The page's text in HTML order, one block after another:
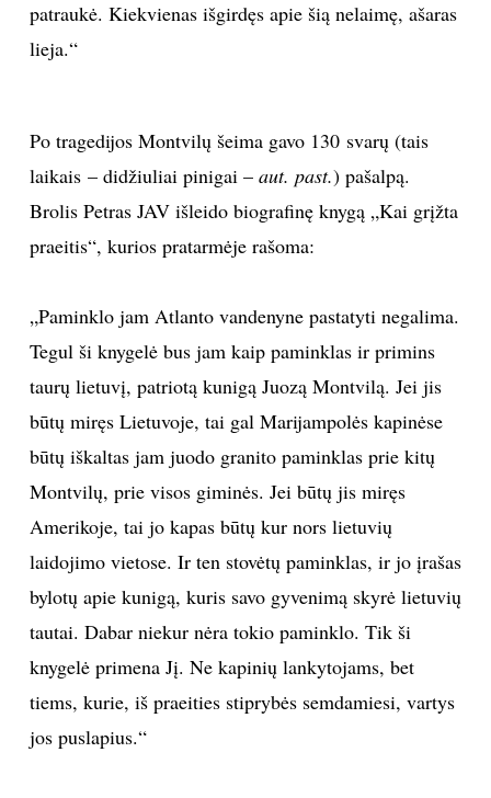
patraukė. Kiekvienas išgirdęs apie šią nelaimę, ašaras
lieja.“
Po tragedijos Montvilų šeima gavo 130 svarų (tais
laikais – didžiuliai pinigai – aut. past.) pašalpą.
Brolis Petras JAV išleido biografinę knygą „Kai grįžta
praeitis“, kurios pratarmėje rašoma:
„Paminklo jam Atlanto vandenyne pastatyti negalima.
Tegul ši knygelė bus jam kaip paminklas ir primins
taurų lietuvį, patriotą kunigą Juozą Montvilą. Jei jis
būtų miręs Lietuvoje, tai gal Marijampolės kapinėse
būtų iškaltas jam juodo granito paminklas prie kitų
Montvilų, prie visos giminės. Jei būtų jis miręs
Amerikoje, tai jo kapas būtų kur nors lietuvių
laidojimo vietose. Ir ten stovėtų paminklas, ir jo įrašas
bylotų apie kunigą, kuris savo gyvenimą skyrė lietuvių
tautai. Dabar niekur nėra tokio paminklo. Tik ši
knygelė primena Jį. Ne kapinių lankytojams, bet
tiems, kurie, iš praeities stiprybės semdamiesi, vartys
jos puslapius.“